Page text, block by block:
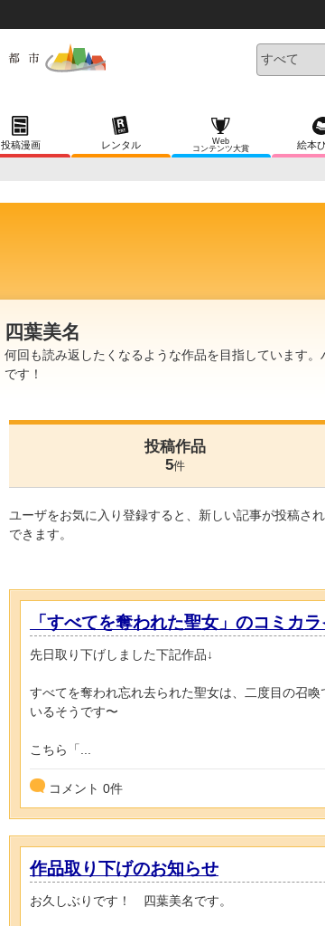
投稿漫画 レンタル
Web
コンテンツ大賞
絵本
四葉美名
何回も読み返したくなるような作品を目指しています
です！
投稿作品
5件
ユーザをお気に入り登録すると、新しい記事が投稿さ
できます。
「すべてを奪われた聖女」のコミカ
先日取り下げしました下記作品↓
すべてを奪われ忘れ去られた聖女は、二度目の召
いるそうです〜
こちら「...
コメント 0件
作品取り下げのお知らせ
お久しぶりです！ 四葉美名です。